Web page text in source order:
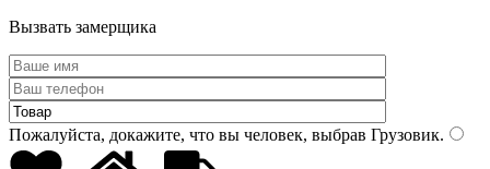
Вызвать замерщика
Пожалуйста, докажите, что вы человек, выбрав Грузовик.